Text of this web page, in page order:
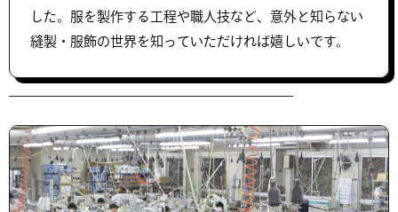
した。服を製作する工程や職人技など、意外と知らない
縫製・服飾の世界を知っていただければ嬉しいです。